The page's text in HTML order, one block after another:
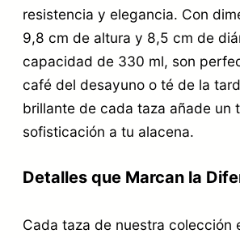
resistencia y elegancia. Con
9,8 cm de altura y 8,5 cm de
capacidad de 330 ml, son
café del desayuno o té de la
brillante de cada taza añade un
sofisticación a tu alacena.
Detalles que Marcan la
Cada taza de nuestra colección